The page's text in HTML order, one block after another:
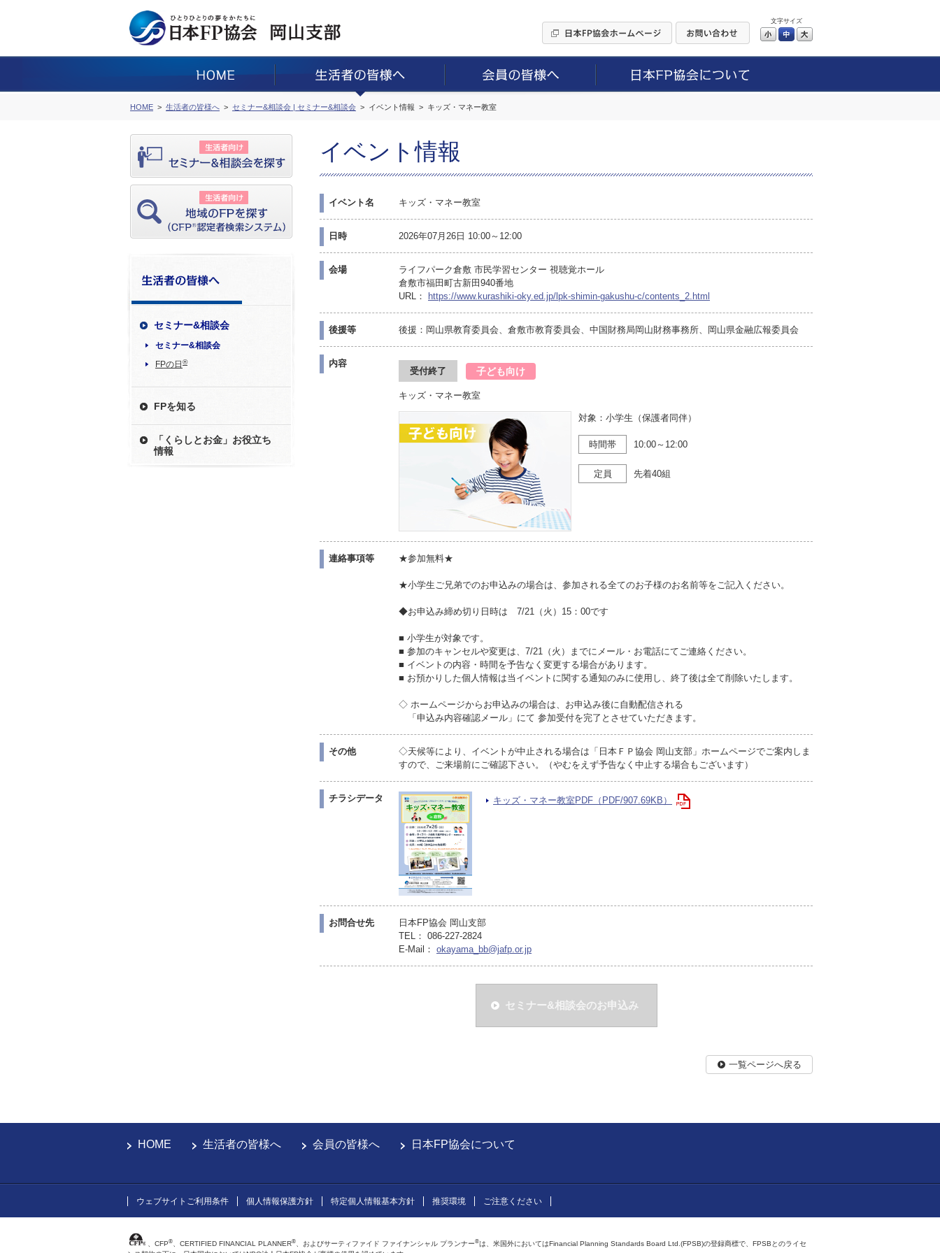
文字サイズ
小 中
HOME 生活者の皆様へ セミナー&相談会 | セミナー&相談会 イベント情報 キッズ・マネー教室
セミナー&相談会
セミナー&相談会
FPの日 ®
FPを知る
「くらしとお金」お役立ち
情報
イベント情報
イベント名 キッズ・マネー教室
日時 2026年07月26日 10:00～12:00
会場
ライフパーク倉敷 市民学習センター 視聴覚ホール
倉敷市福田町古新田940番地
URL：
https://www.kurashiki-oky.ed.jp/lpk-shimin-gakushu-c/contents_2.html
後援等 後援：岡山県教育委員会、倉敷市教育委員会、中国財務局岡山財務事務所、岡山県金融広報委員会
内容
受付終了 子ども向け
キッズ・マネー教室
対象：小学生（保護者同伴）
時間帯 10:00～12:00
定員 先着40組
連絡事項等 ★参加無料★
★小学生ご兄弟でのお申込みの場合は、参加される全てのお子様のお名前等をご記入ください。
◆お申込み締め切り日時は 7/21（火）15：00です
■ 小学生が対象です。
■ 参加のキャンセルや変更は、7/21（火）までにメール・お電話にてご連絡ください。
■ イベントの内容・時間を予告なく変更する場合があります。
■ お預かりした個人情報は当イベントに関する通知のみに使用し、終了後は全て削除いたします。
◇ ホームページからお申込みの場合は、お申込み後に自動配信される
「申込み内容確認メール」にて 参加受付を完了とさせていただきます。
その他
◇天候等により、イベントが中止される場合は「日本ＦＰ協会 岡山支部」ホームページでご案内しま
すので、ご来場前にご確認下さい。（やむをえず予告なく中止する場合もございます）
チラシデータ キッズ・マネー教室PDF（PDF/907.69KB）
お問合せ先
日本FP協会 岡山支部
TEL： 086-227-2824
E-Mail： okayama_bb@jafp.or.jp
セミナー&相談会のお申込み
一覧ページへ戻る
HOME 生活者の皆様へ 会員の皆様へ 日本FP協会について
ウェブサイトご利用条件 個人情報保護方針 特定個人情報基本方針 推奨環境 ご注意ください
、CFP® 、CERTIFIED FINANCIAL PLANNER® 、およびサーティファイド ファイナンシャル プランナー®は、米国外においてはFinancial Planning Standards Board Ltd.(FPSB)の登録商標で、FPSBとのライセ